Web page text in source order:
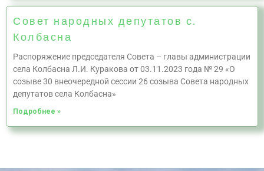
Совет народных депутатов с.
Колбасна
Распоряжение председателя Совета – главы администрации
села Колбасна Л.И. Куракова от 03.11.2023 года № 29 «О
созыве 30 внеочередной сессии 26 созыва Совета народных
депутатов села Колбасна»
Подробнее »